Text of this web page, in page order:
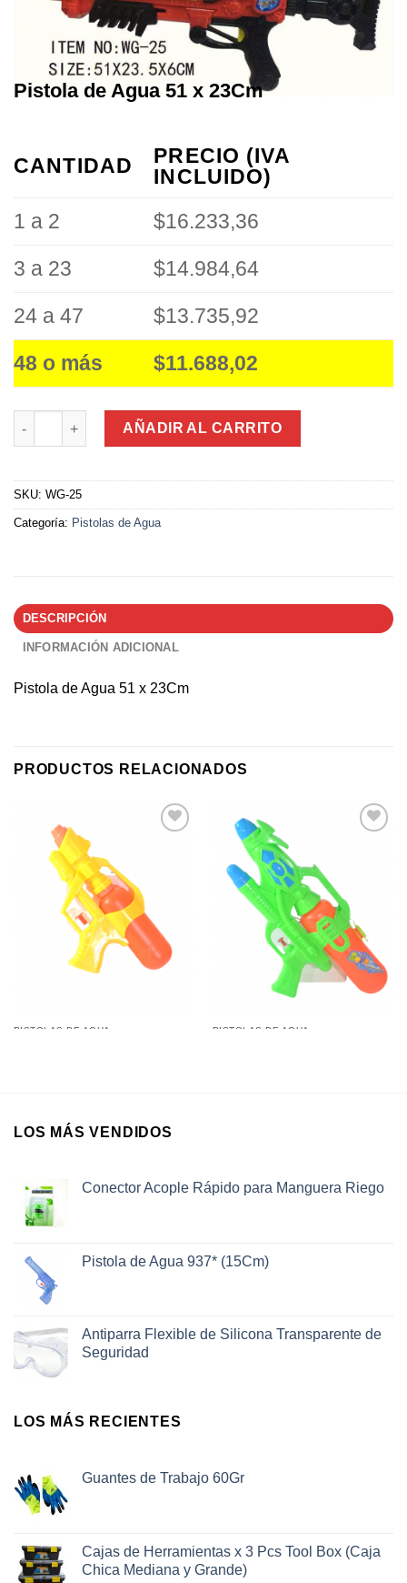
Pistola de Agua 51 x 23Cm
CANTIDAD
PRECIO (IVA
INCLUIDO)
1 a 2
$16.233,36
3 a 23 $14.984,64
24 a 47 $13.735,92
48 o más $11.688,02
Pistola de Agua 51 x 23Cm cantidad
AÑADIR AL CARRITO
SKU: WG-25
Categoría: Pistolas de Agua
DESCRIPCIÓN
INFORMACIÓN ADICIONAL
Pistola de Agua 51 x 23Cm
PRODUCTOS RELACIONADOS
PISTOLAS DE AGUA PISTOLAS DE AGUA
LOS MÁS VENDIDOS
Conector Acople Rápido para Manguera Riego
Pistola de Agua 937* (15Cm)
Antiparra Flexible de Silicona Transparente de
Seguridad
LOS MÁS RECIENTES
Guantes de Trabajo 60Gr
Cajas de Herramientas x 3 Pcs Tool Box (Caja
Chica Mediana y Grande)